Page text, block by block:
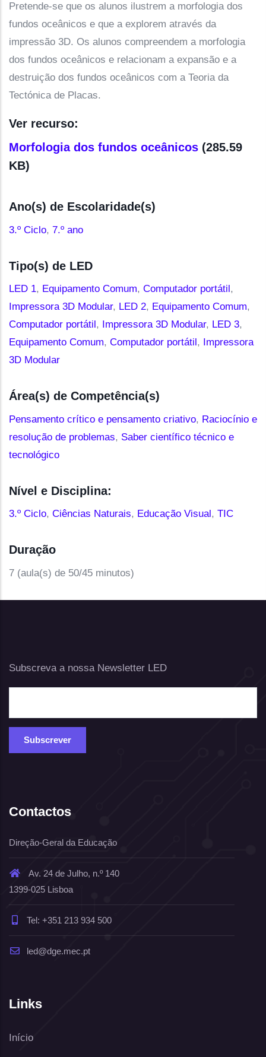
Pretende-se que os alunos ilustrem a morfologia dos
fundos oceânicos e que a explorem através da
impressão 3D. Os alunos compreendem a morfologia
dos fundos oceânicos e relacionam a expansão e a
destruição dos fundos oceânicos com a Teoria da
Tectónica de Placas.
Ver recurso:
Morfologia dos fundos oceânicos (285.59
KB)
Ano(s) de Escolaridade(s)
3.º Ciclo, 7.º ano
Tipo(s) de LED
LED 1, Equipamento Comum, Computador portátil ,
Impressora 3D Modular, LED 2, Equipamento Comum,
Computador portátil , Impressora 3D Modular, LED 3,
Equipamento Comum, Computador portátil ,
Impressora
3D Modular
Área(s) de Competência(s)
Pensamento crítico e pensamento criativo, Raciocínio e
resolução de problemas, Saber científico técnico e
tecnológico
Nível e Disciplina:
3.º Ciclo, Ciências Naturais, Educação Visual , TIC
Duração
7 (aula(s) de 50/45 minutos)
Subscreva a nossa Newsletter LED
Contactos
Direção-Geral da Educação
Av. 24 de Julho, n.º 140
1399-025 Lisboa
Tel: +351 213 934 500
led@dge.mec.pt
Links
Início